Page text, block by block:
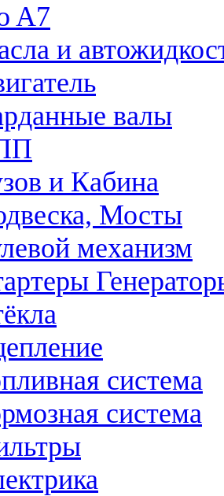
A7
и
валы
и Кабина
Мосты
механизм
система
система